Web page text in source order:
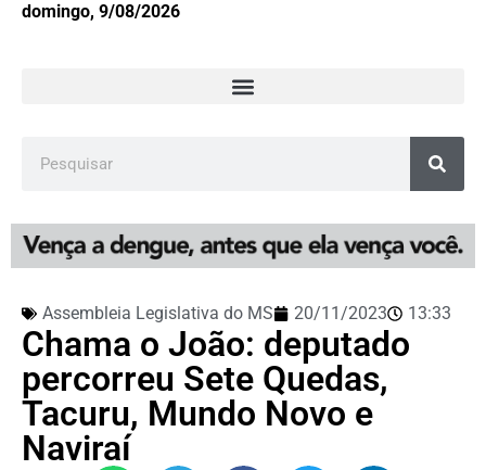
domingo, 9/08/2026
Assembleia Legislativa do MS 20/11/2023 13:33
Chama o João: deputado
percorreu Sete Quedas,
Tacuru, Mundo Novo e
Naviraí